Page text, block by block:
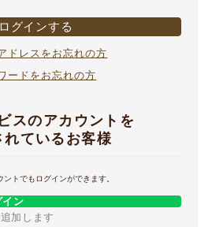
ログインする
ドレスをお忘れの方
ードをお忘れの方
スのアカウントを
れているお客様
ントでもログインができます。
ン
加します